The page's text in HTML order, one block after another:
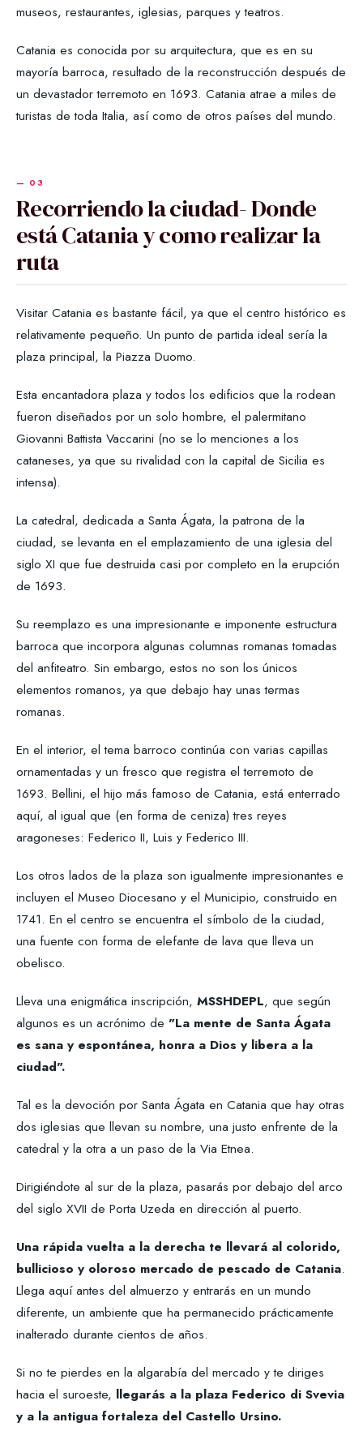
museos, restaurantes, iglesias, parques y teatros.
Catania es conocida por su arquitectura, que es en su
mayoría barroca, resultado de la reconstrucción después de
un devastador terremoto en 1693. Catania atrae a miles de
turistas de toda Italia, así como de otros países del mundo.
Recorriendo la ciudad- Donde
está Catania y como realizar la
ruta
Visitar Catania es bastante fácil, ya que el centro histórico es
relativamente pequeño. Un punto de partida ideal sería la
plaza principal, la Piazza Duomo.
Esta encantadora plaza y todos los edificios que la rodean
fueron diseñados por un solo hombre, el palermitano
Giovanni Battista Vaccarini (no se lo menciones a los
cataneses, ya que su rivalidad con la capital de Sicilia es
intensa).
La catedral, dedicada a Santa Ágata, la patrona de la
ciudad, se levanta en el emplazamiento de una iglesia del
siglo XI que fue destruida casi por completo en la erupción
de 1693.
Su reemplazo es una impresionante e imponente estructura
barroca que incorpora algunas columnas romanas tomadas
del anfiteatro. Sin embargo, estos no son los únicos
elementos romanos, ya que debajo hay unas termas
romanas.
En el interior, el tema barroco continúa con varias capillas
ornamentadas y un fresco que registra el terremoto de
1693. Bellini, el hijo más famoso de Catania, está enterrado
aquí, al igual que (en forma de ceniza) tres reyes
aragoneses: Federico II, Luis y Federico III.
Los otros lados de la plaza son igualmente impresionantes e
incluyen el Museo Diocesano y el Municipio, construido en
1741. En el centro se encuentra el símbolo de la ciudad,
una fuente con forma de elefante de lava que lleva un
obelisco.
Lleva una enigmática inscripción, MSSHDEPL, que según
algunos es un acrónimo de "La mente de Santa Ágata
es sana y espontánea, honra a Dios y libera a la
ciudad".
Tal es la devoción por Santa Ágata en Catania que hay otras
dos iglesias que llevan su nombre, una justo enfrente de la
catedral y la otra a un paso de la Via Etnea.
Dirigiéndote al sur de la plaza, pasarás por debajo del arco
del siglo XVII de Porta Uzeda en dirección al puerto.
Una rápida vuelta a la derecha te llevará al colorido,
bullicioso y oloroso mercado de pescado de Catania.
Llega aquí antes del almuerzo y entrarás en un mundo
diferente, un ambiente que ha permanecido prácticamente
inalterado durante cientos de años.
Si no te pierdes en la algarabía del mercado y te diriges
hacia el suroeste, llegarás a la plaza Federico di Svevia
y a la antigua fortaleza del Castello Ursino.